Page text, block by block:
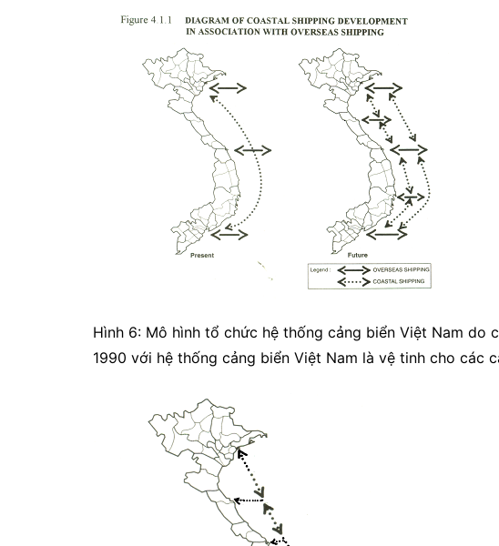
Hình 6: Mô hình tổ chức hệ thống cảng biển Việt Nam do
1990 với hệ thống cảng biển Việt Nam là vệ tinh cho các